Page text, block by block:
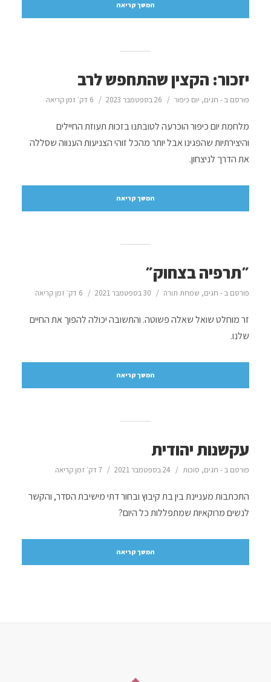
המשך קריאה
יזכור: הקצין שהתחפש לרב
פורסם ב - חגים, יום כיפור 26 בספטמבר 2023 6 דק׳ זמן קריאה
מלחמת יום כיפור הוכרעה לטובתנו בזכות תעוזת החיילים
והיצירתיות שהפגינו אבל יותר מהכל זוהי הצניעות הענווה שסללה
את הדרך לניצחון.
המשך קריאה
״תרפיה בצחוק״
פורסם ב - חגים, שמחת תורה 30 בספטמבר 2021 6 דק׳ זמן קריאה
זר מוחלט שואל שאלה פשוטה. והתשובה יכולה להפוך את החיים
שלנו.
המשך קריאה
עקשנות יהודית
פורסם ב - חגים, סוכות 24 בספטמבר 2021 7 דק׳ זמן קריאה
התכתבות מעניינת בין בת קיבוץ ובחור דתי מישיבת הסדר, והקשר
לנשים מרוקאיות שמתפללות כל היום?
המשך קריאה